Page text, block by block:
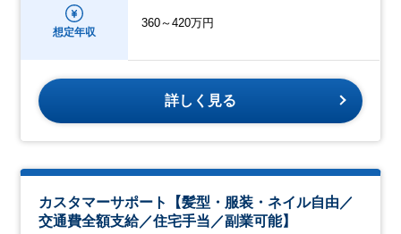
想定年収
360～420万円
詳しく見る
カスタマーサポート【髪型・服装・ネイル自由／
交通費全額支給／住宅手当／副業可能】